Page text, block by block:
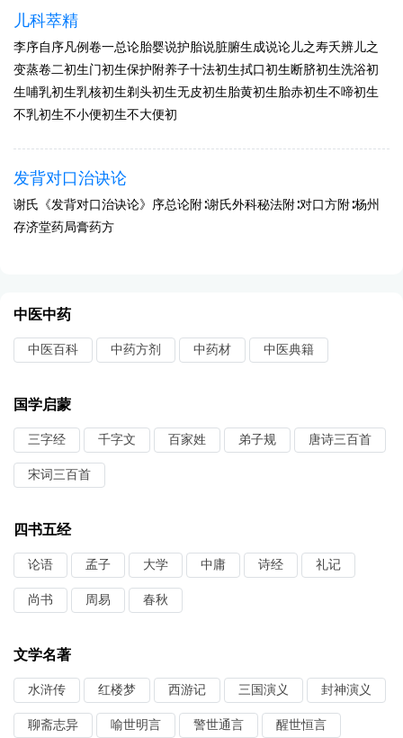
儿科萃精
李序自序凡例卷一总论胎婴说护胎说脏腑生成说论儿之寿夭辨儿之
变蒸卷二初生门初生保护附养子十法初生拭口初生断脐初生洗浴初
生哺乳初生乳核初生剃头初生无皮初生胎黄初生胎赤初生不啼初生
不乳初生不小便初生不大便初
发背对口治诀论
谢氏《发背对口治诀论》序总论附∶谢氏外科秘法附∶对口方附∶杨州
存济堂药局膏药方
中医中药
中医百科 中药方剂 中药材 中医典籍
国学启蒙
三字经 千字文 百家姓 弟子规 唐诗三百首
宋词三百首
四书五经
论语 孟子 大学 中庸 诗经 礼记
尚书 周易 春秋
文学名著
水浒传 红楼梦 西游记 三国演义 封神演义
聊斋志异 喻世明言 警世通言 醒世恒言